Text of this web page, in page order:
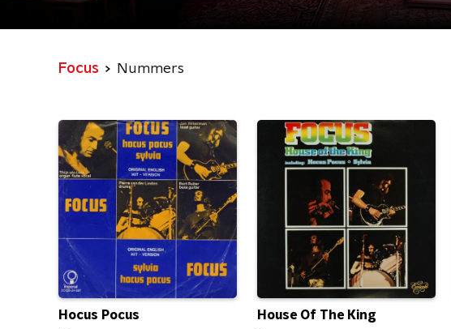
Focus Nummers
Hocus Pocus
House Of The King